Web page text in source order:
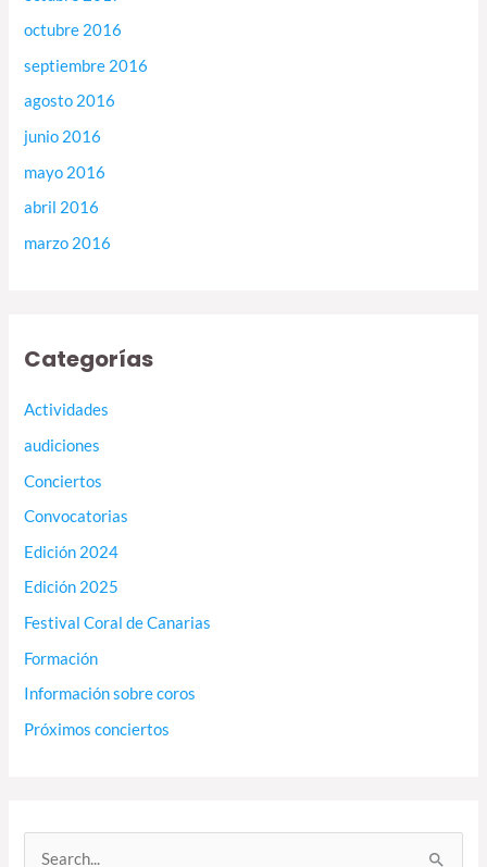
octubre 2016
septiembre 2016
agosto 2016
junio 2016
mayo 2016
abril 2016
marzo 2016
Categorías
Actividades
audiciones
Conciertos
Convocatorias
Edición 2024
Edición 2025
Festival Coral de Canarias
Formación
Información sobre coros
Próximos conciertos